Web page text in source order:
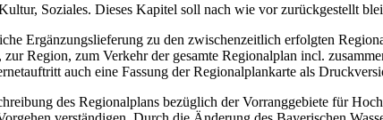
Soziales. Dieses Kapitel soll nach wie vor zurückgestellt
Ergänzungslieferung zu den zwischenzeitlich erfolgten
Region, zum Verkehr der gesamte Regionalplan incl.
auch eine Fassung der Regionalplankarte als
des Regionalplans bezüglich der Vorranggebiete für